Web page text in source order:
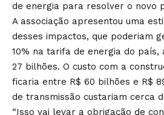
de energia para resolver o novo
A associação apresentou uma
desses impactos, que poderiam
10% na tarifa de energia do país,
27 bilhões. O custo com a
ficaria entre R$ 60 bilhões e R$
de transmissão custariam cerca
“Isso vai levar a obrigação de